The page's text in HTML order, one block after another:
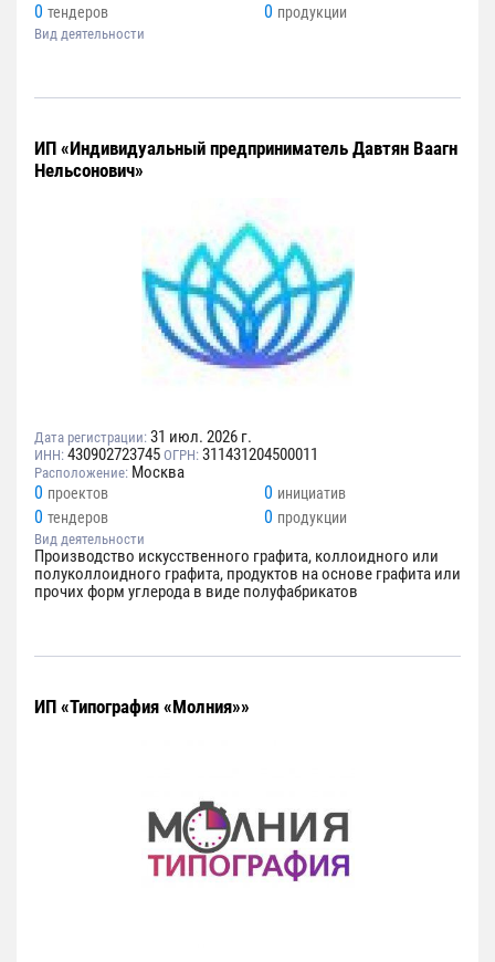
0 тендеров 0 продукции
Вид деятельности
ИП «Индивидуальный предприниматель Давтян Ваагн
Нельсонович»
Дата регистрации: 31 июл. 2026 г.
ИНН: 430902723745 ОГРН: 311431204500011
Расположение: Москва
0 проектов 0 инициатив
0 тендеров 0 продукции
Вид деятельности
Производство искусственного графита, коллоидного или
полуколлоидного графита, продуктов на основе графита или
прочих форм углерода в виде полуфабрикатов
ИП «Типография «Молния»»